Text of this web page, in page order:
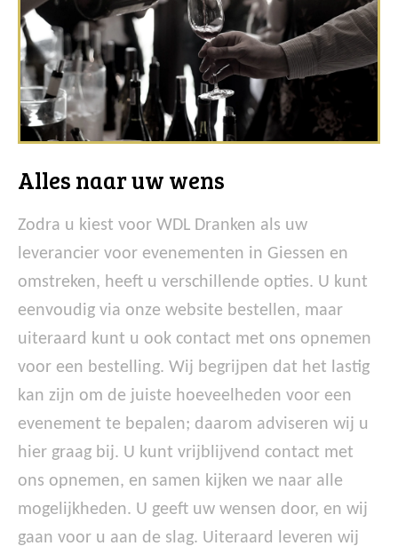
Alles naar uw wens
Zodra u kiest voor WDL Dranken als uw
leverancier voor evenementen in Giessen en
omstreken, heeft u verschillende opties. U kunt
eenvoudig via onze website bestellen, maar
uiteraard kunt u ook contact met ons opnemen
voor een bestelling. Wij begrijpen dat het lastig
kan zijn om de juiste hoeveelheden voor een
evenement te bepalen; daarom adviseren wij u
hier graag bij. U kunt vrijblijvend contact met
ons opnemen, en samen kijken we naar alle
mogelijkheden. U geeft uw wensen door, en wij
gaan voor u aan de slag. Uiteraard leveren wij